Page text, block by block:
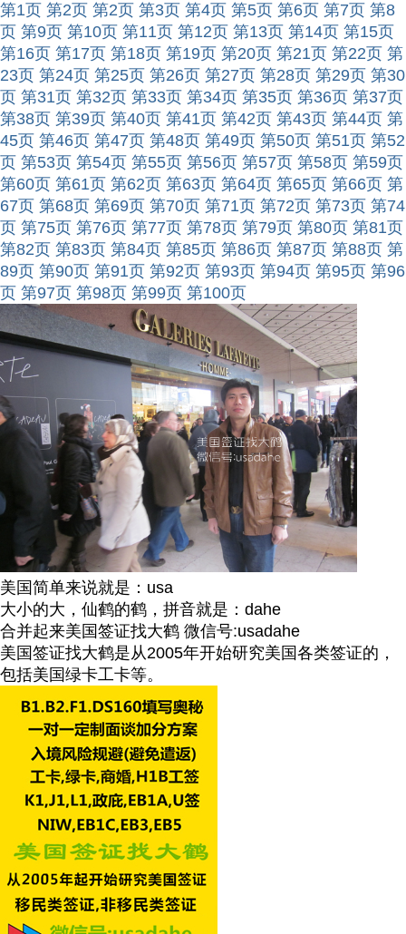
第1页 第2页 第2页 第3页 第4页 第5页 第6页 第7页 第8
页 第9页 第10页 第11页 第12页 第13页 第14页 第15页
第16页 第17页 第18页 第19页 第20页 第21页 第22页 第
23页 第24页 第25页 第26页 第27页 第28页 第29页 第30
页 第31页 第32页 第33页 第34页 第35页 第36页 第37页
第38页 第39页 第40页 第41页 第42页 第43页 第44页 第
45页 第46页 第47页 第48页 第49页 第50页 第51页 第52
页 第53页 第54页 第55页 第56页 第57页 第58页 第59页
第60页 第61页 第62页 第63页 第64页 第65页 第66页 第
67页 第68页 第69页 第70页 第71页 第72页 第73页 第74
页 第75页 第76页 第77页 第78页 第79页 第80页 第81页
第82页 第83页 第84页 第85页 第86页 第87页 第88页 第
89页 第90页 第91页 第92页 第93页 第94页 第95页 第96
页 第97页 第98页 第99页 第100页
美国简单来说就是：usa
大小的大，仙鹤的鹤，拼音就是：dahe
合并起来美国签证找大鹤 微信号:usadahe
美国签证找大鹤是从2005年开始研究美国各类签证的，
包括美国绿卡工卡等。